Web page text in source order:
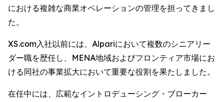
における複雑な商業オペレーションの管理を担ってきまし
た。
XS.com入社以前には、Alpariにおいて複数のシニアリー
ダー職を歴任し、MENA地域およびフロンティア市場にお
ける同社の事業拡大において重要な役割を果たしました。
在任中には、広範なイントロデューシング・ブローカー